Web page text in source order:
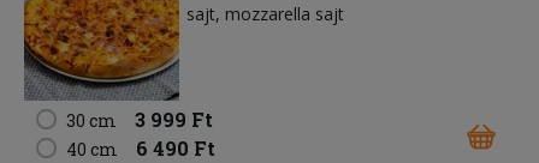
sajt mozzarella sajt
30 cm 3 999 Ft
40 cm 6 490 Ft